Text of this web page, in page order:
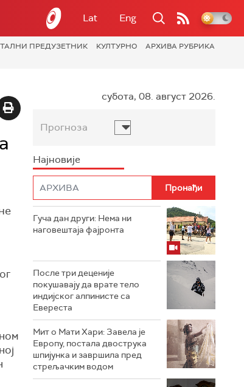
Lat Eng
ПРЕДУЗЕТНИК КУЛТУРНО
АРХИВА РУБРИКА
субота, 08. август 2026.
Прогноза
Најновије
Гуча дан други: Нема ни
наговештаја фајронта
После три деценије
покушавају да врате тело
индијског алпинисте са
Евереста
Мит о Мати Хари: Завела је
Европу, постала двострука
шпијунка и завршила пред
стрељачким водом